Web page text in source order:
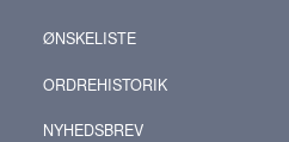
ØNSKELISTE
ORDREHISTORIK
NYHEDSBREV